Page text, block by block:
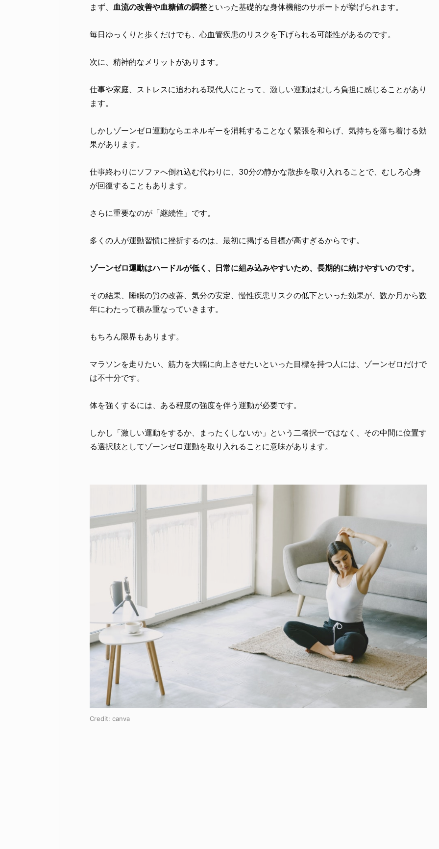
まず、 血流の改善や血糖値の調整といった基礎的な身体機能のサポートが挙げられます。
毎日ゆっくりと歩くだけでも、心血管疾患のリスクを下げられる可能性があるのです。
次に、精神的なメリットがあります。
仕事や家庭、ストレスに追われる現代人にとって、激しい運動はむしろ負担に感じることがあり
ます。
しかしゾーンゼロ運動ならエネルギーを消耗することなく緊張を和らげ、気持ちを落ち着ける効
果があります。
仕事終わりにソファへ倒れ込む代わりに、30分の静かな散歩を取り入れることで、むしろ心身
が回復することもあります。
さらに重要なのが「継続性」です。
多くの人が運動習慣に挫折するのは、最初に掲げる目標が高すぎるからです。
ゾーンゼロ運動はハードルが低く、日常に組み込みやすいため、長期的に続けやすいのです。
その結果、睡眠の質の改善、気分の安定、慢性疾患リスクの低下といった効果が、数か月から数
年にわたって積み重なっていきます。
もちろん限界もあります。
マラソンを走りたい、筋力を大幅に向上させたいといった目標を持つ人には、ゾーンゼロだけで
は不十分です。
体を強くするには、ある程度の強度を伴う運動が必要です。
しかし「激しい運動をするか、まったくしないか」という二者択一ではなく、その中間に位置す
る選択肢としてゾーンゼロ運動を取り入れることに意味があります。
Credit: canva